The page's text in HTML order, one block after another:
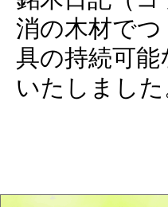
消の木材で
具の持続可
いたしました